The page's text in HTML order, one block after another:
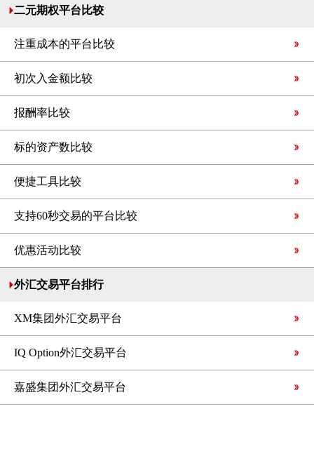
二元期权平台比较
注重成本的平台比较
初次入金额比较
报酬率比较
标的资产数比较
便捷工具比较
支持60秒交易的平台比较
优惠活动比较
外汇交易平台排行
XM集团外汇交易平台
IQ Option外汇交易平台
嘉盛集团外汇交易平台